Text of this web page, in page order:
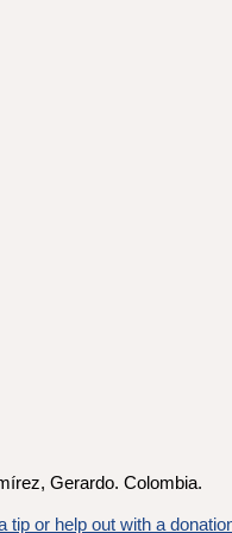
Gerardo. Colombia.
tip or help out with a